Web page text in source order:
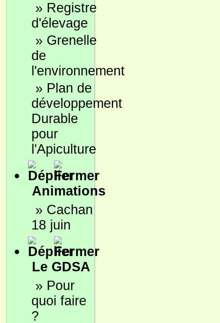
» Registre
d'élevage
» Grenelle
de
l'environnement
» Plan de
développement
Durable
pour
l'Apiculture
Animations
» Cachan
18 juin
Le GDSA
» Pour
quoi faire
?